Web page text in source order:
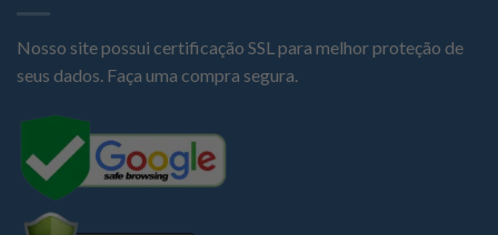
Nosso site possui certificação SSL para melhor proteção de
seus dados. Faça uma compra segura.